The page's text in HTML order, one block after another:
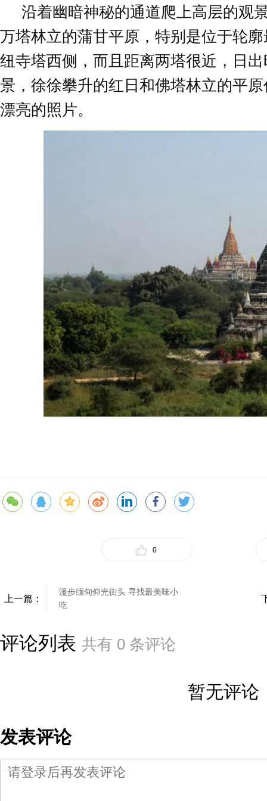
沿着幽暗神秘的通道爬上高层的观
万塔林立的蒲甘平原，特别是位于轮
纽寺塔西侧，而且距离两塔很近，日
景，徐徐攀升的红日和佛塔林立的平
漂亮的照片。
0
上一篇：
漫步缅甸仰光街头 寻找最美味小
吃
评论列表 共有 0 条评论
暂无评论
发表评论